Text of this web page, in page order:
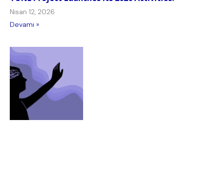
Nisan 12, 2026
Devamı »